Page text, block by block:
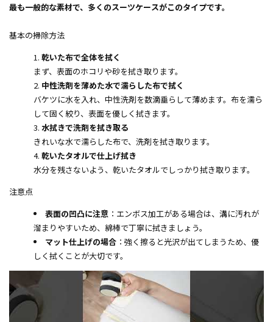
最も一般的な素材で、多くのスーツケースがこのタイプです。
基本の掃除方法
乾いた布で全体を拭く
まず、表面のホコリや砂を拭き取ります。
中性洗剤を薄めた水で濡らした布で拭く
バケツに水を入れ、中性洗剤を数滴垂らして薄めます。布を濡ら
して固く絞り、表面を優しく拭きます。
水拭きで洗剤を拭き取る
きれいな水で濡らした布で、洗剤を拭き取ります。
乾いたタオルで仕上げ拭き
水分を残さないよう、乾いたタオルでしっかり拭き取ります。
注意点
表面の凹凸に注意 ：エンボス加工がある場合は、溝に汚れが
溜まりやすいため、綿棒で丁寧に拭きましょう。
マット仕上げの場合 ：強く擦ると光沢が出てしまうため、優
しく拭くことが大切です。